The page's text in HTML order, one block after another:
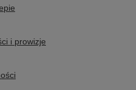
i prowizje